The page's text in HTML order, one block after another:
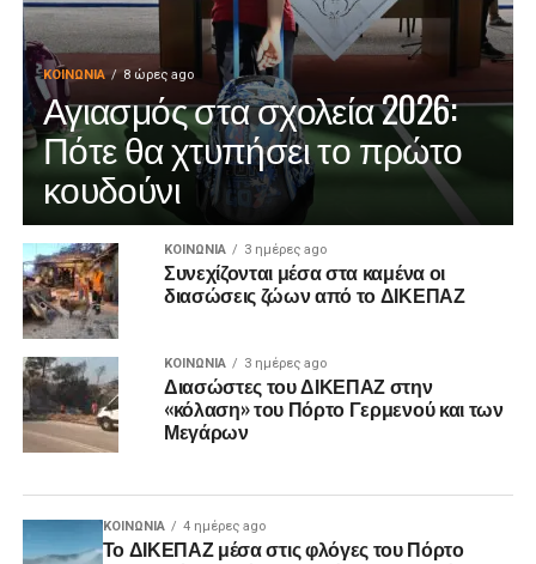
ΚΟΙΝΩΝΊΑ 8 ώρες ago
Αγιασμός στα σχολεία 2026:
Πότε θα χτυπήσει το πρώτο
κουδούνι
ΚΟΙΝΩΝΊΑ 3 ημέρες ago
Συνεχίζονται μέσα στα καμένα οι
διασώσεις ζώων από το ΔΙΚΕΠΑΖ
ΚΟΙΝΩΝΊΑ 3 ημέρες ago
Διασώστες του ΔΙΚΕΠΑΖ στην
«κόλαση» του Πόρτο Γερμενού και των
Μεγάρων
ΚΟΙΝΩΝΊΑ 4 ημέρες ago
Το ΔΙΚΕΠΑΖ μέσα στις φλόγες του Πόρτο